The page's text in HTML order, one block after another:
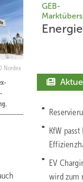
Nordex
GEB-
KfW
EV
wird zum